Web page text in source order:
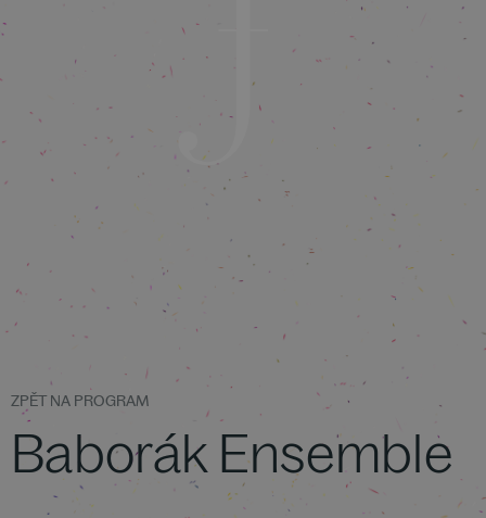
ZPĚT NA PROGRAM
Baborák Ensemble